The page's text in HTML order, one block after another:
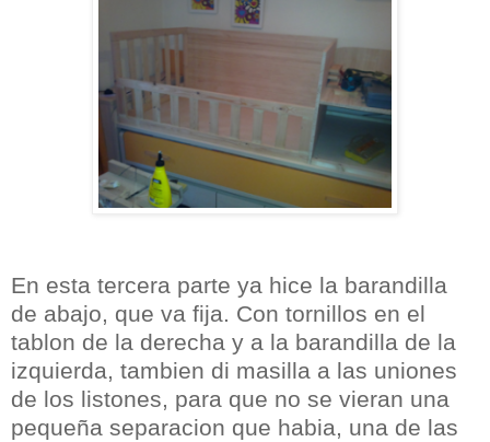
En esta tercera parte ya hice la barandilla
de abajo, que va fija. Con tornillos en el
tablon de la derecha y a la barandilla de la
izquierda, tambien di masilla a las uniones
de los listones, para que no se vieran una
pequeña separacion que habia, una de las